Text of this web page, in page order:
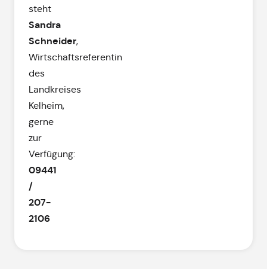
steht
Sandra
Schneider,
Wirtschaftsreferentin
des
Landkreises
Kelheim,
gerne
zur
Verfügung:
09441
/
207-
2106